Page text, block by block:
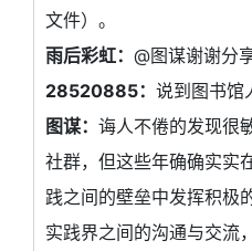
文件）。
雨后彩虹： @图谋谢谢分享
28520885： 说到图书馆
图谋： 诲人不倦的发现很
社群，但这些年确确实实
践之间的壁垒中发挥积极
实践界之间的沟通与交流